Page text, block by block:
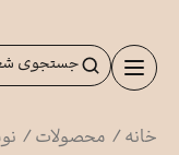
محتوا
جستجوی
خانه/ محصولات/